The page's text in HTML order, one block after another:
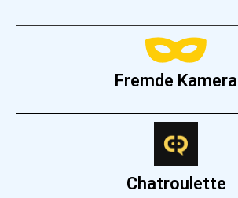
Fremde Kamera
Chatroulette